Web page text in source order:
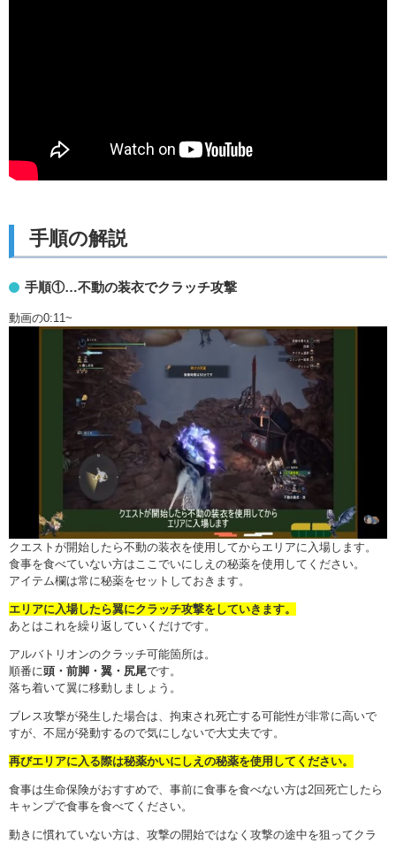
手順の解説
手順①…不動の装衣でクラッチ攻撃
動画の0:11~
クエストが開始したら不動の装衣を使用してからエリアに入場します。
食事を食べていない方はここでいにしえの秘薬を使用してください。
アイテム欄は常に秘薬をセットしておきます。
エリアに入場したら翼にクラッチ攻撃をしていきます。
あとはこれを繰り返していくだけです。
アルバトリオンのクラッチ可能箇所は。
順番に頭・前脚・翼・尻尾です。
落ち着いて翼に移動しましょう。
ブレス攻撃が発生した場合は、拘束され死亡する可能性が非常に高いで
すが、不屈が発動するので気にしないで大丈夫です。
再びエリアに入る際は秘薬かいにしえの秘薬を使用してください。
食事は生命保険がおすすめで、事前に食事を食べない方は2回死亡したら
キャンプで食事を食べてください。
動きに慣れていない方は、攻撃の開始ではなく攻撃の途中を狙ってクラ